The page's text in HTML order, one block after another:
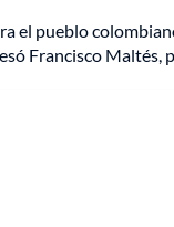
el pueblo
Francisco Maltés,